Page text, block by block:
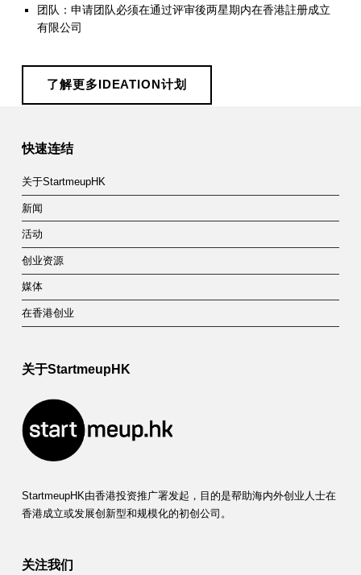
团队：申请团队必须在通过评审後两星期内在香港註册成立
有限公司
了解更多IDEATION计划
Skip back to main navigation
快速连结
关于StartmeupHK
新闻
活动
创业资源
媒体
在香港创业
关于StartmeupHK
StartmeupHK由香港投资推广署发起，目的是帮助海内外创业人士在
香港成立或发展创新型和规模化的初创公司。
关注我们